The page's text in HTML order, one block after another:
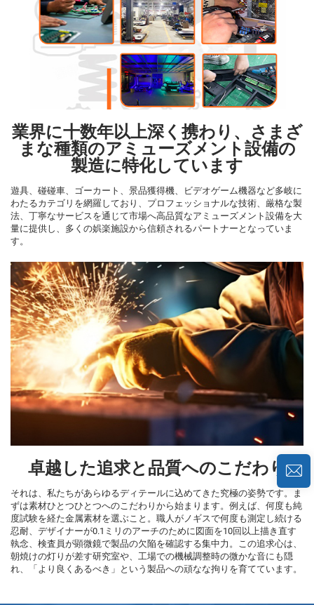
業界に十数年以上深く携わり、さまざ
まな種類のアミューズメント設備の
製造に特化しています
遊具、碰碰車、ゴーカート、景品獲得機、ビデオゲーム機器など多岐に
わたるカテゴリを網羅しており、プロフェッショナルな技術、厳格な製
法、丁寧なサービスを通じて市場へ高品質なアミューズメント設備を大
量に提供し、多くの娯楽施設から信頼されるパートナーとなっていま
す。
卓越した追求と品質へのこだわり
それは、私たちがあらゆるディテールに込めてきた究極の姿勢です。ま
ずは素材ひとつひとつへのこだわりから始まります。例えば、何度も純
度試験を経た金属素材を選ぶこと。職人がノギスで何度も測定し続ける
忍耐、デザイナーが0.1ミリのアーチのために図面を10回以上描き直す
執念、検査員が顕微鏡で製品の欠陥を確認する集中力。この追求心は、
朝焼けの灯りが差す研究室や、工場での機械調整時の微かな音にも隠
れ、「より良くあるべき」という製品への頑なな拘りを育てています。